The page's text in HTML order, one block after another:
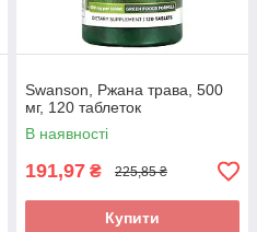
Swanson, Ржана трава, 500
мг, 120 таблеток
В наявності
191,97 ₴ 225,85 ₴
Купити